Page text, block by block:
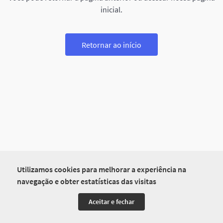
Utilizamos cookies para melhorar a experiência na
navegação e obter estatísticas das visitas
Aceitar e fechar
inicial.
Retornar ao início